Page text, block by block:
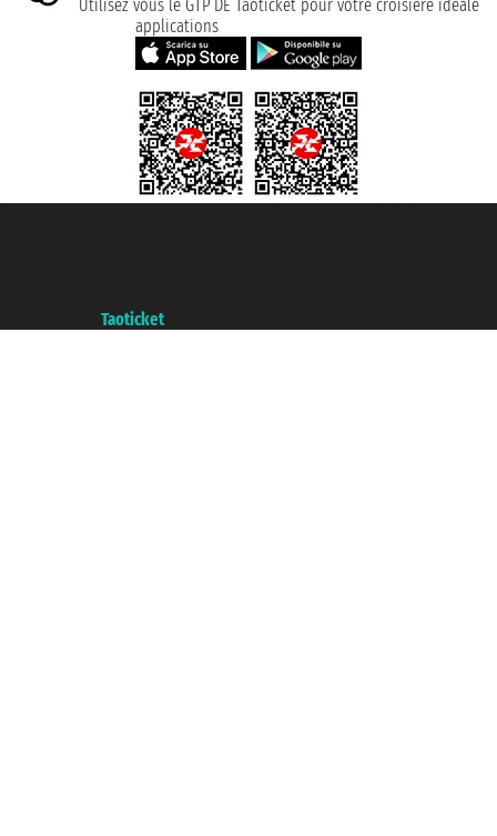
Utilisez vous le GTP DE Taoticket pour votre croisière idéale
applications
Taoticket